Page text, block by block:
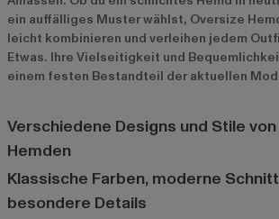
ein auffälliges Muster wählst, Oversize
leicht kombinieren und verleihen jedem
Etwas. Ihre Vielseitigkeit und
einem festen Bestandteil der aktuellen
Verschiedene Designs und Stile
Hemden
Klassische Farben, moderne
besondere Details